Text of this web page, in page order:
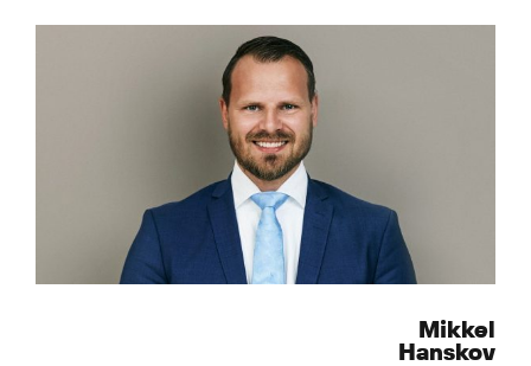
Mikkel
Hanskov